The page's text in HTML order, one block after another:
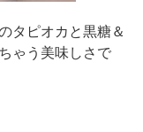
タピオカと黒糖＆
ゃう美味しさで